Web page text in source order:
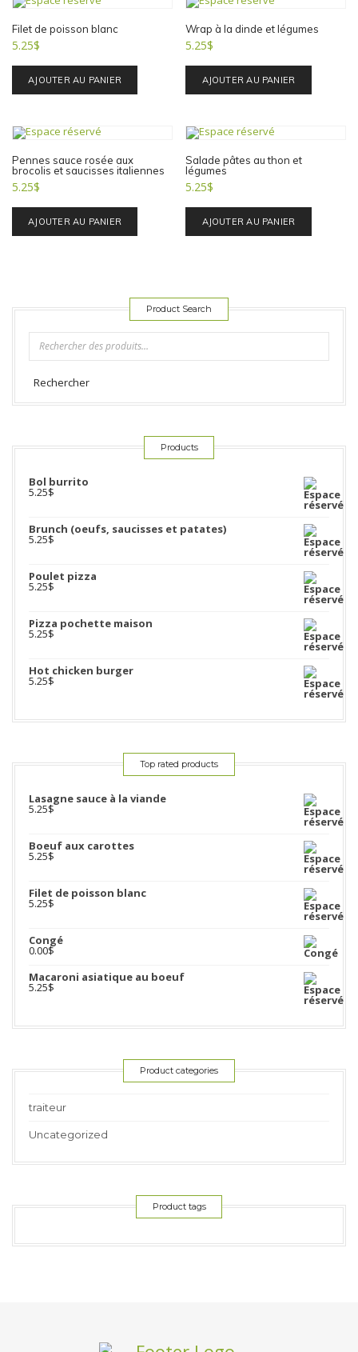
Filet de poisson blanc
5.25$
AJOUTER AU PANIER
Wrap à la dinde et légumes
5.25$
AJOUTER AU PANIER
Pennes sauce rosée aux
brocolis et saucisses italiennes
5.25$
AJOUTER AU PANIER
Salade pâtes au thon et
légumes
5.25$
AJOUTER AU PANIER
Product Search
Rechercher
Products
Bol burrito
5.25$
Brunch (oeufs, saucisses et patates)
5.25$
Poulet pizza
5.25$
Pizza pochette maison
5.25$
Hot chicken burger
5.25$
Top rated products
Lasagne sauce à la viande
5.25$
Boeuf aux carottes
5.25$
Filet de poisson blanc
5.25$
Congé
0.00$
Macaroni asiatique au boeuf
5.25$
Product categories
traiteur
Uncategorized
Product tags